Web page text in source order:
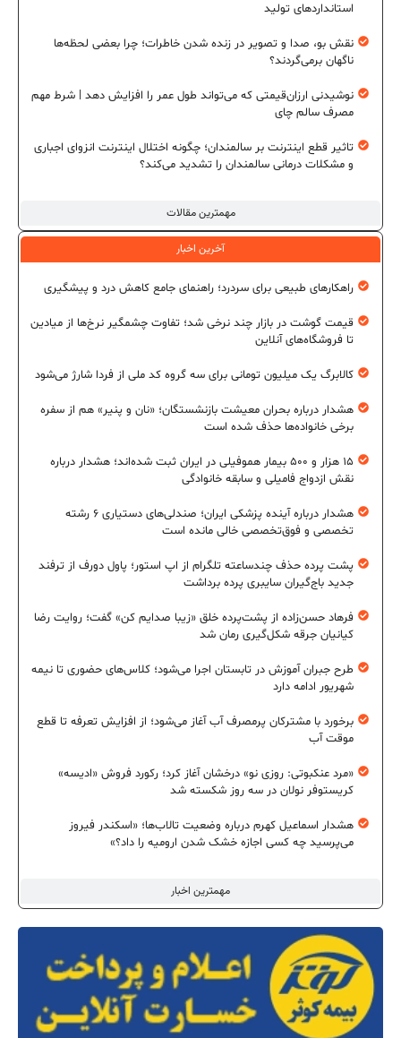
مهمترین مقالات
استانداردهای تولید
نقش بو، صدا و تصویر در زنده شدن خاطرات؛ چرا بعضی لحظه‌ها
ناگهان برمی‌گردند؟
نوشیدنی ارزان‌قیمتی که می‌تواند طول عمر را افزایش دهد | شرط مهم
مصرف سالم چای
تاثیر قطع اینترنت بر سالمندان؛ چگونه اختلال اینترنت انزوای اجباری
و مشکلات درمانی سالمندان را تشدید می‌کند؟
آخرین اخبار
مهمترین اخبار
راهکارهای طبیعی برای سردرد؛ راهنمای جامع کاهش درد و پیشگیری
قیمت گوشت در بازار چند نرخی شد؛ تفاوت چشمگیر نرخ‌ها از میادین
تا فروشگاه‌های آنلاین
کالابرگ یک میلیون تومانی برای سه گروه کد ملی از فردا شارژ می‌شود
هشدار درباره بحران معیشت بازنشستگان؛ «نان و پنیر» هم از سفره
برخی خانواده‌ها حذف شده است
۱۵ هزار و ۵۰۰ بیمار هموفیلی در ایران ثبت شده‌اند؛ هشدار درباره
نقش ازدواج فامیلی و سابقه خانوادگی
هشدار درباره آینده پزشکی ایران؛ صندلی‌های دستیاری ۶ رشته
تخصصی و فوق‌تخصصی خالی مانده است
پشت پرده حذف چندساعته تلگرام از اپ استور؛ پاول دورف از ترفند
جدید باج‌گیران سایبری پرده برداشت
فرهاد حسن‌زاده از پشت‌پرده خلق «زیبا صدایم کن» گفت؛ روایت رضا
کیانیان جرقه شکل‌گیری رمان شد
طرح جبران آموزش در تابستان اجرا می‌شود؛ کلاس‌های حضوری تا نیمه
شهریور ادامه دارد
برخورد با مشترکان پرمصرف آب آغاز می‌شود؛ از افزایش تعرفه تا قطع
موقت آب
«مرد عنکبوتی: روزی نو» درخشان آغاز کرد؛ رکورد فروش «ادیسه»
کریستوفر نولان در سه روز شکسته شد
هشدار اسماعیل کهرم درباره وضعیت تالاب‌ها؛ «اسکندر فیروز
می‌پرسید چه کسی اجازه خشک شدن ارومیه را داد؟»